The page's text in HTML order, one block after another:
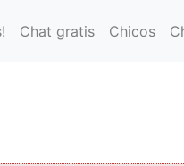
Chat gratis Chicos